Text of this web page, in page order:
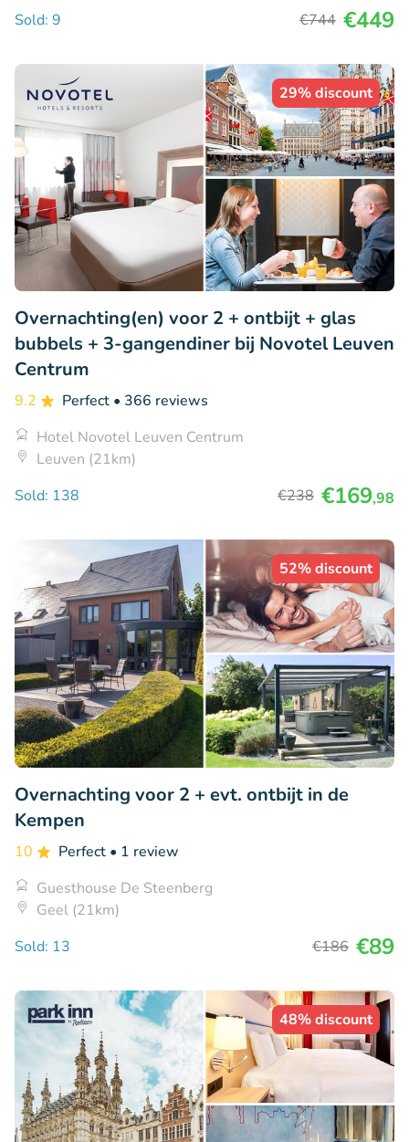
Sold: 9
€744 €449
29% discount
Overnachting(en) voor 2 + ontbijt + glas
bubbels + 3-gangendiner bij Novotel Leuven
Centrum
9.2 Perfect • 366 reviews
Hotel Novotel Leuven Centrum
Leuven (21km)
Sold: 138
€238 €169,98
52% discount
Overnachting voor 2 + evt. ontbijt in de
Kempen
10 Perfect • 1 review
Guesthouse De Steenberg
Geel (21km)
Sold: 13
€186 €89
48% discount